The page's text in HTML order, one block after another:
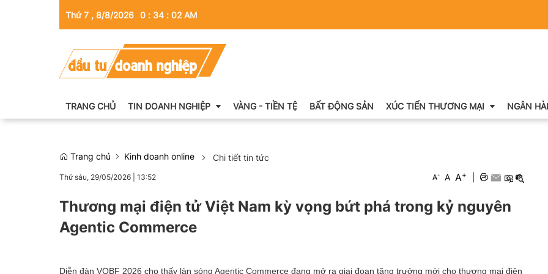
Thứ 7 , 8/8/2026 0 : 34 : 03 AM
TRANG CHỦ TIN DOANH NGHIỆP
Thông tin doanh nghiệp
Kinh tế tài chính
Emagazine
VÀNG - TIỀN TỆ BẤT ĐỘNG SẢN XÚC TIẾN THƯƠNG MẠI
Hội chợ triển lãm
NGÂN
Trang chủ Kinh doanh online Chi tiết tin tức
Thứ sáu, 29/05/2026 13:52 A- A A+
Thương mại điện tử Việt Nam kỳ vọng bứt phá trong kỷ nguyên
Agentic Commerce
Diễn đàn VOBF 2026 cho thấy làn sóng Agentic Commerce đang mở ra giai đoạn tăng trưởng mới cho thương mại điện